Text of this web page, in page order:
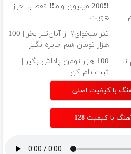
❗❗200 میلیون وام❗❗ فقط با احراز
هویت
تتر میخوای؟ از آبان‌تتر بخر | 100
هزار تومان هم جایزه بگیر
100 هزار تومن پاداش بگیر |
ثبت نام کن
با کیفیت اصلی
با کیفیت 128